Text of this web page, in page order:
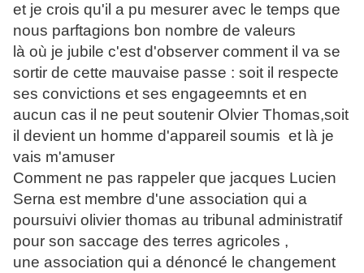
et je crois qu'il a pu mesurer avec le temps que
nous parftagions bon nombre de valeurs
là où je jubile c'est d'observer comment il va se
sortir de cette mauvaise passe : soit il respecte
ses convictions et ses engageemnts et en
aucun cas il ne peut soutenir Olvier Thomas,soit
il devient un homme d'appareil soumis et là je
vais m'amuser
Comment ne pas rappeler que jacques Lucien
Serna est membre d'une association qui a
poursuivi olivier thomas au tribunal administratif
pour son saccage des terres agricoles ,
une association qui a dénoncé le changement